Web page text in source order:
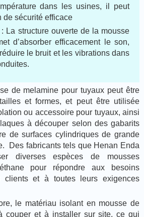
dans les usines, il peut
de sécurité efficace
La structure ouverte de la mousse
d’absorber efficacement le son,
le bruit et les vibrations dans
de melamine pour tuyaux peut être
et formes, et peut être utilisée
ou accessoire pour tuyaux, ainsi
à découper selon des gabarits
de surfaces cylindriques de grande
Des fabricants tels que Henan Enda
diverses espèces de mousses
pour répondre aux besoins
clients et à toutes leurs exigences
le matériau isolant en mousse de
couper et à installer sur site, ce qui